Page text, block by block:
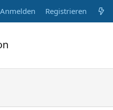
Anmelden Registrieren